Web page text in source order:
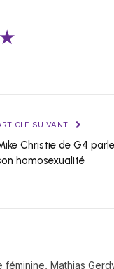
SUIVANT
Christie de G4
homosexualité
Mathias